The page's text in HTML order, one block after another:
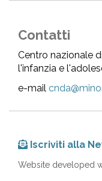
Contatti
Centro nazionale
l'infanzia e
e-mail
Iscriviti alla
Website developed